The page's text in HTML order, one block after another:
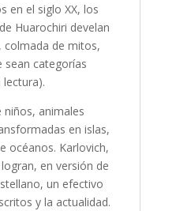
en el siglo XX, los
Huarochiri develan
colmada de mitos,
sean categorías
animales
en islas,
océanos. Karlovich,
en versión de
un efectivo
y la actualidad.